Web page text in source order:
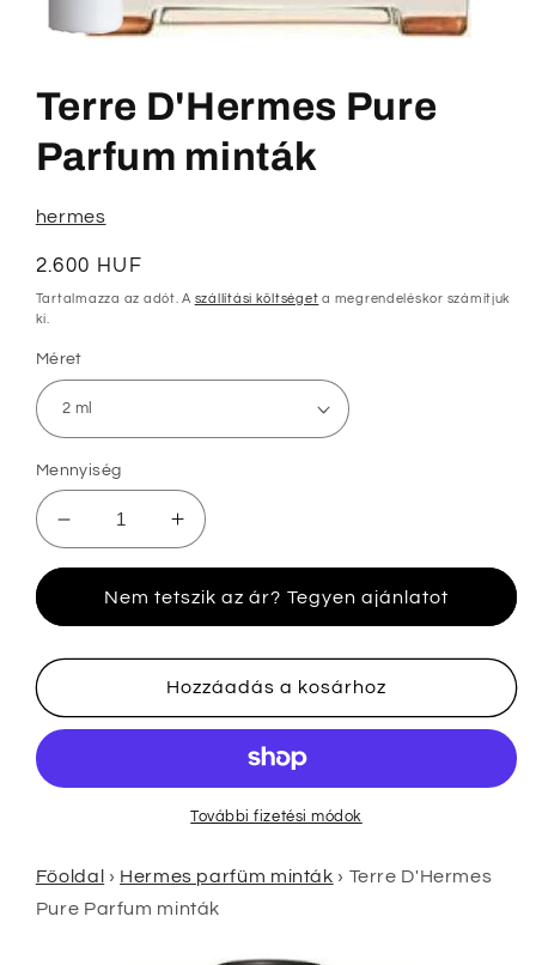
megnyitása
modális
párbeszédpanelen
Terre D'Hermes Pure
Parfum minták
hermes
Normál
ár
2.600 HUF
Tartalmazza az adót. A szállítási költséget a megrendeléskor számítjuk
ki.
Méret
Mennyiség
D&#39;Hermes
Parfum
mennyiségének
csökkentése
Terre
D&#39;Hermes
Parfum
mennyiségének
növelése
Nem tetszik az ár? Tegyen ajánlatot
Hozzáadás a kosárhoz
További fizetési módok
Főoldal › Hermes parfüm minták › Terre D'Hermes
Pure Parfum minták